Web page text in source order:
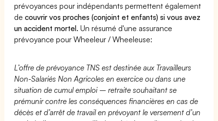
prévoyances pour indépendants permettent également
decouvrir vos proches (conjoint et enfants) si vous avez
un accident mortel. Un résumé d'une assurance
prévoyance pour Wheeleur / Wheeleuse:
L’offre de prévoyance TNS est destinée aux Travailleurs
Non-Salariés Non Agricoles en exercice ou dans une
situation de cumul emploi – retraite souhaitant se
prémunir contre les conséquences financières en cas de
décès et d’arrêt de travail en prévoyant le versement d’un